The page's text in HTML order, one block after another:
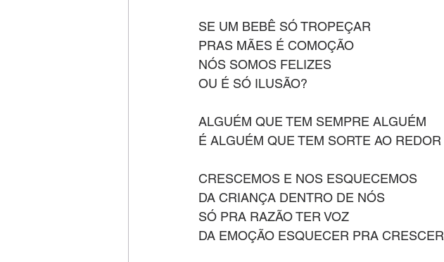
SE UM BEBÊ SÓ TROPEÇAR
PRAS MÃES É COMOÇÃO
NÓS SOMOS FELIZES
OU É SÓ ILUSÃO?
ALGUÉM QUE TEM SEMPRE ALGUÉM
É ALGUÉM QUE TEM SORTE AO REDOR
CRESCEMOS E NOS ESQUECEMOS
DA CRIANÇA DENTRO DE NÓS
SÓ PRA RAZÃO TER VOZ
DA EMOÇÃO ESQUECER PRA CRESCER